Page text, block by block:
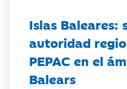
Islas Baleares:
autoridad
PEPAC en el
Balears